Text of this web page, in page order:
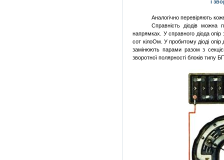
і
Аналогічно перевіряють
Справність діодів
напрямках. У справного діода
сот кілоОм. У пробитому діоді
замінюють парами разом з
зворотної полярності блоків